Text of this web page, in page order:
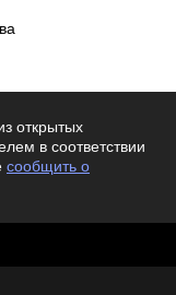
открытых
в соответствии
сообщить о